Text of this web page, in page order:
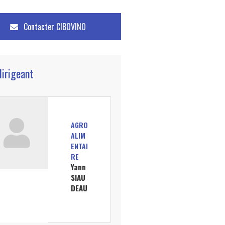
Contacter CIBOVINO
AGRO
ALIM
ENTAI
RE
Yann
SIAU
DEAU